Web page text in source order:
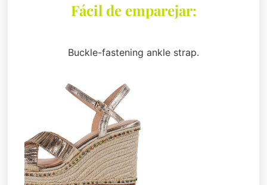
Fácil de emparejar:
Buckle-fastening ankle strap.